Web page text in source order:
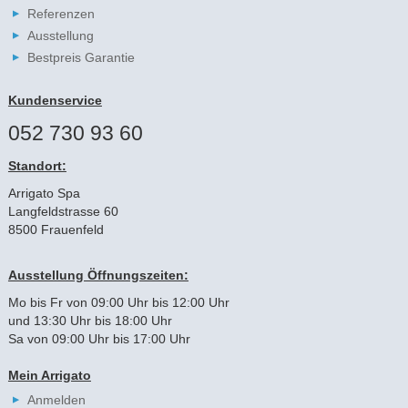
Referenzen
Ausstellung
Bestpreis Garantie
Kundenservice
052 730 93 60
Standort:
Arrigato Spa
Langfeldstrasse 60
8500 Frauenfeld
Ausstellung Öffnungszeiten:
Mo bis Fr von 09:00 Uhr bis 12:00 Uhr
und 13:30 Uhr bis 18:00 Uhr
Sa von 09:00 Uhr bis 17:00 Uhr
Mein Arrigato
Anmelden